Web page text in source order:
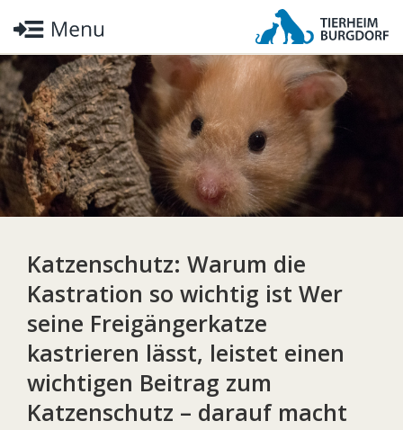
Katzenschutz: Warum die
Kastration so wichtig ist Wer
seine Freigängerkatze
kastrieren lässt, leistet einen
wichtigen Beitrag zum
Katzenschutz – darauf macht